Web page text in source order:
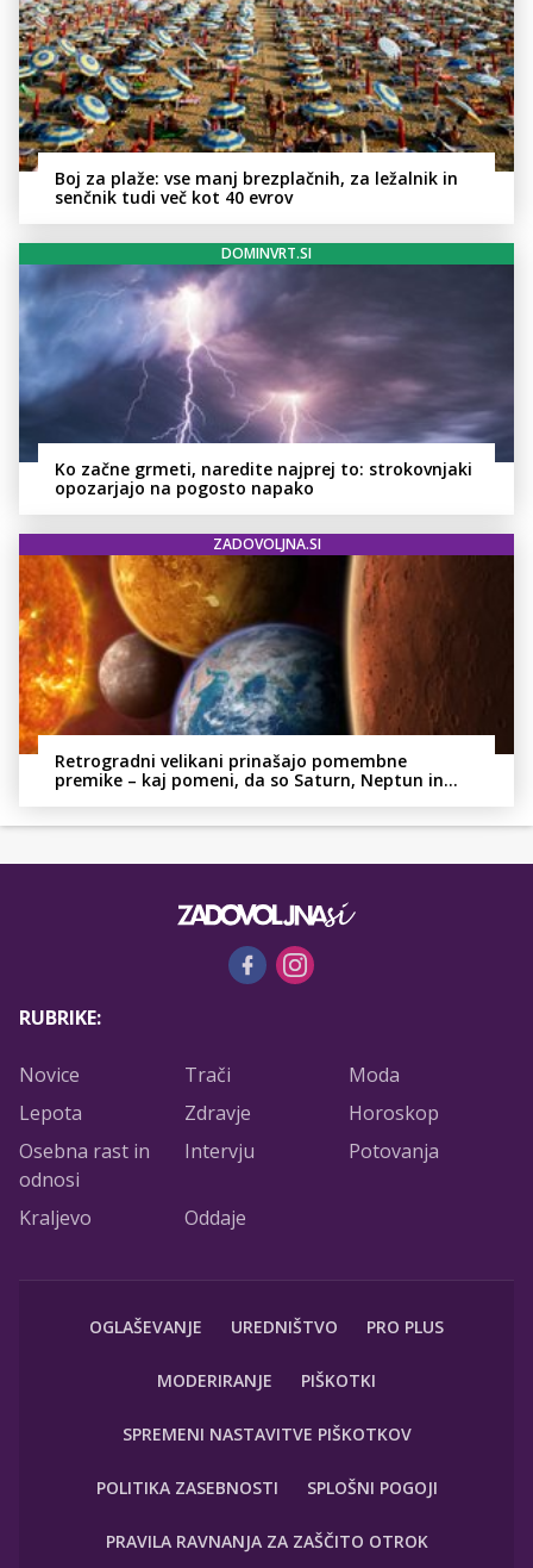
Boj za plaže: vse manj brezplačnih, za ležalnik in
senčnik tudi več kot 40 evrov
DOMINVRT.SI
Ko začne grmeti, naredite najprej to: strokovnjaki
opozarjajo na pogosto napako
ZADOVOLJNA.SI
Retrogradni velikani prinašajo pomembne
premike – kaj pomeni, da so Saturn, Neptun in
RUBRIKE:
Novice Trači
Moda
Lepota
Zdravje
Horoskop
Osebna rast in
odnosi
Intervju Potovanja
Kraljevo Oddaje
OGLAŠEVANJE UREDNIŠTVO PRO PLUS
MODERIRANJE PIŠKOTKI
SPREMENI NASTAVITVE PIŠKOTKOV
POLITIKA ZASEBNOSTI SPLOŠNI POGOJI
PRAVILA RAVNANJA ZA ZAŠČITO OTROK